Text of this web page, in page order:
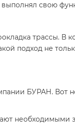
свою
трассы. В
подход не
БУРАН. Вот
необходимыми